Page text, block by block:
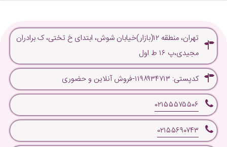
تهران، منطقه ۱۲(بازار)خیابان شوش، ابتدای خ تختی، ک برادران
مجیدی،پ ۱۶ ط اول
کدپستی: ۱۱۹۸۹۳۴۷۱۳-فروش آنلاین و حضوری
۰۲۱۵۵۵۷۵۵۰۶
۰۲۱۵۵۶۹۰۷۴۳